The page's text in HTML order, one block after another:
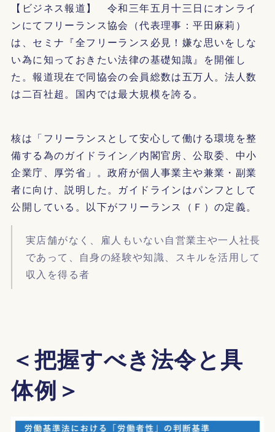
【ビジネス報道】 令和三年五月十三日にオンライ
ンにてフリーランス協会（代表理事：平田麻莉）
は、セミナ『全フリーランス必見！嫌な思いをしな
い為に知っておきたい法律の基礎知識』を開催し
た。報道現在で同協会の会員総数は五万人。法人数
は二百社超。国内では最大規模を誇る。
核は「フリーランスとして安心して働ける環境を整
備する為のガイドライン／内閣官房、公取委、中小
企業庁、厚労省」。政府が個人事業主や兼業・副業
者に向け、説明した。ガイドラインはパンフとして
公開している。以下がフリーランス（Ｆ）の定義。
実店舗がなく、雇人もいない自営業主や一人社長
であって、自身の経験や知識、スキルを活用して
収入を得る者
＜把握すべき法令と具
体例＞